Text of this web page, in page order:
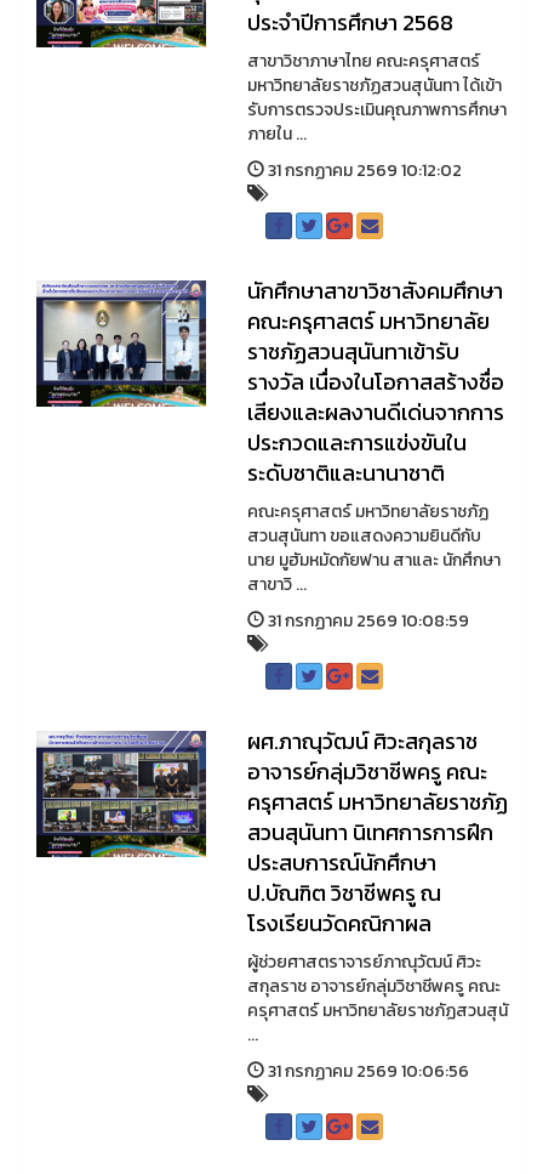
ประจำปีการศึกษา 2568
สาขาวิชาภาษาไทย คณะครุศาสตร์
มหาวิทยาลัยราชภัฏสวนสุนันทา ได้เข้า
รับการตรวจประเมินคุณภาพการศึกษา
ภายใน ...
31 กรกฏาคม 2569 10:12:02
นักศึกษาสาขาวิชาสังคมศึกษา
คณะครุศาสตร์ มหาวิทยาลัย
ราชภัฏสวนสุนันทาเข้ารับ
รางวัล เนื่องในโอกาสสร้างชื่อ
เสียงและผลงานดีเด่นจากการ
ประกวดและการแข่งขันใน
ระดับชาติและนานาชาติ
คณะครุศาสตร์ มหาวิทยาลัยราชภัฏ
สวนสุนันทา ขอแสดงความยินดีกับ
นาย มูฮัมหมัดกัยฟาน สาและ นักศึกษา
สาขาวิ ...
31 กรกฏาคม 2569 10:08:59
ผศ.ภาณุวัฒน์ ศิวะสกุลราช
อาจารย์กลุ่มวิชาชีพครู คณะ
ครุศาสตร์ มหาวิทยาลัยราชภัฏ
สวนสุนันทา นิเทศการการฝึก
ประสบการณ์นักศึกษา
ป.บัณฑิต วิชาชีพครู ณ
โรงเรียนวัดคณิกาผล
ผู้ช่วยศาสตราจารย์ภาณุวัฒน์ ศิวะ
สกุลราช อาจารย์กลุ่มวิชาชีพครู คณะ
ครุศาสตร์ มหาวิทยาลัยราชภัฏสวนสุนั
...
31 กรกฏาคม 2569 10:06:56